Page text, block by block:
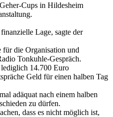
Cups in Hildesheim
Lage, sagte der
für die Organisation und
Tonkuhle-Gespräch.
14.700 Euro
Geld für einen halben Tag
adäquat nach einem halben
zu dürfen.
dass es nicht möglich ist,